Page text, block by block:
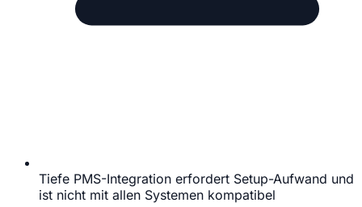
Tiefe PMS-Integration erfordert Setup-Aufwand und
ist nicht mit allen Systemen kompatibel